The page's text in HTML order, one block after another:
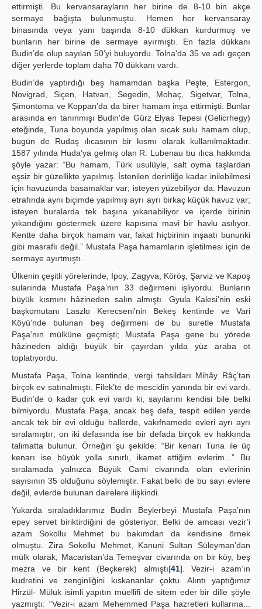
ettirmişti. Bu kervansarayların her birine de 8-10 bin akçe
sermaye bağışta bulunmuştu. Hemen her kervansaray
binasında veya yanı başında 8-10 dükkan kurdurmuş ve
bunların her birine de sermaye ayırmıştı. En fazla dükkanı
Budin’de olup sayılan 50’yi buluyordu. Tolna'da 35 ve adı geçen
diğer yerlerde toplam daha 70 dükkanı vardı.
Budin’de yaptırdığı beş hamamdan başka Peşte, Estergon,
Novigrad, Siçen, Hatvan, Segedin, Mohaç, Sigetvar, Tolna,
Şimontoma ve Koppan’da da birer hamam inşa ettirmişti. Bunlar
arasında en tanınmışı Budin'de Gürz Elyas Tepesi (Gelicrhegy)
eteğinde, Tuna boyunda yapılmış olan sıcak sulu hamam olup,
bugün de Rudaş ılıcasının bir kısmı olarak kullanılmaktadır.
1587 yılında Huda’ya gelmiş olan R. Lubenau bu ılıca hakkında
şöyle yazar: “Bu hamam, Türk usulüyle, salt oyma taşlardan
eşsiz bir güzellikte yapılmış. İstenilen derinliğe kadar inilebilmesi
için havuzunda basamaklar var; isteyen yüzebiliyor da. Havuzun
etrafında aynı biçimde yapılmış ayrı ayrı birkaç küçük havuz var;
isteyen buralarda tek başına yıkanabiliyor ve içerde birinin
yıkandığını göstermek üzere kapısına mavi bir havlu asılıyor.
Kentte daha birçok hamam var, fakat hiçbirinin inşaatı bununki
gibi masraflı değil.” Mustafa Paşa hamamların işletilmesi için de
sermaye ayırtmıştı.
Ülkenin çeşitli yörelerinde, İpoy, Zagyva, Köröş, Şarviz ve Kapoş
sularında Mustafa Paşa’nın 33 değirmeni işliyordu. Bunların
büyük kısmını hâzineden salın almıştı. Gyula Kalesi’nin eski
başkomutanı Laszlo Kerecseni'nin Bekeş kentinde ve Vari
Köyü’nde bulunan beş değirmeni de bu suretle Mustafa
Paşa’nın mülküne geçmişti; Mustafa Paşa gene bu yörede
hâzineden aldığı büyük bir çayırdan yılda yüz araba ot
toplatıyordu.
Mustafa Paşa, Tolna kentinde, vergi tahsildarı Mihây Râç’tan
birçok ev satınalmıştı. Filek’te de mescidin yanında bir evi vardı.
Budin’de o kadar çok evi vardı ki, sayılarını kendisi bile belki
bilmiyordu. Mustafa Paşa, ancak beş defa, tespit edilen yerde
ancak tek bir evi olduğu hallerde, vakıfnamede evleri ayrı ayrı
sıralamıştır; on iki defasında ise bir defada birçok ev hakkında
talimatta bulunur. Örneğin şu şekilde: “Bir kenarı Tuna ile üç
kenarı ise büyük yolla sınırlı, ikamet ettiğim evlerim...” Bu
sıralamada yalnızca Büyük Cami civarında olan evlerinin
sayısının 35 olduğunu söylemiştir. Fakat belki de bu sayı evlere
değil, evlerde bulunan dairelere ilişkindi.
Yukarda sıraladıklarımız Budin Beylerbeyi Mustafa Paşa’nın
epey servet biriktirdiğini de gösteriyor. Belki de amcası vezir’i
azam Sokollu Mehmet bu bakımdan da kendisine örnek
olmuştu. Zira Sokollu Mehmet, Kanuni Sultan Süleyman’dan
mülk olarak, Macaristan’da Temeşvar civarında on bir köy, beş
mezra ve bir kent (Beçkerek) almıştı[41]. Vezir-i azam’ın
kudretini ve zenginliğini kıskananlar çoktu. Alıntı yaptığımız
Hirzül- Müluk isimli yapıtın müellifi de sitem eder bir dille şöyle
yazmıştı: “Vezir-i azam Mehemmed Paşa hazretleri kullarına...